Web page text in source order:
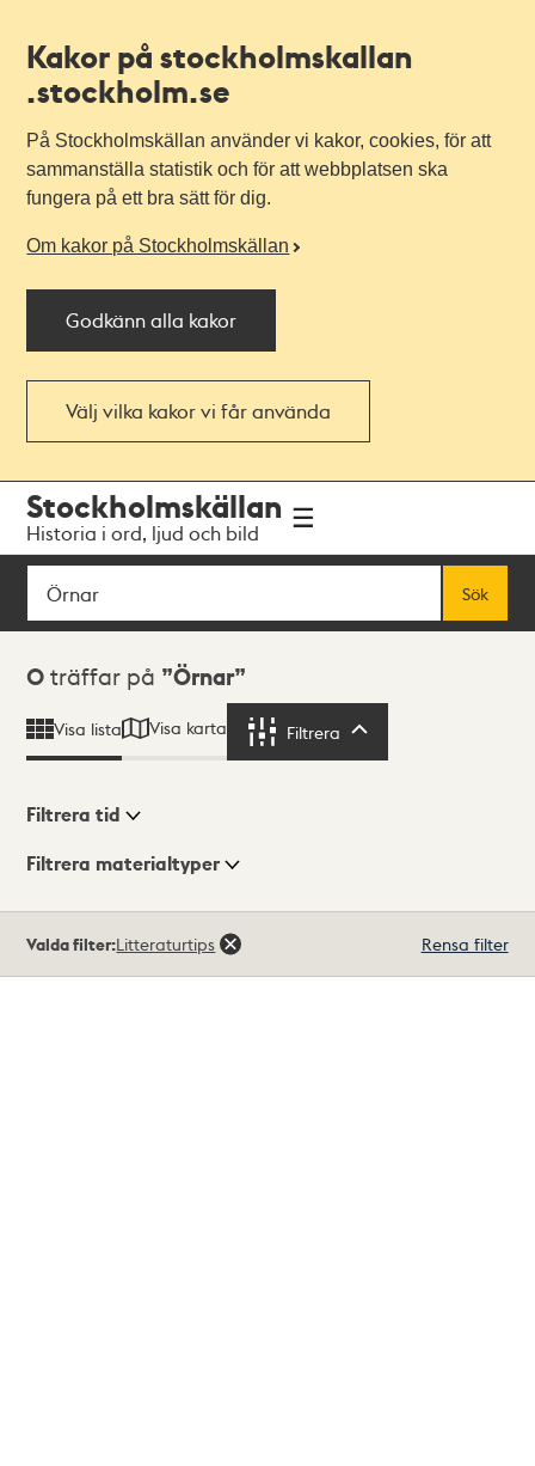
Kakor på stockholmskallan
.stockholm.se
På Stockholmskällan använder vi kakor, cookies, för att
sammanställa statistik och för att webbplatsen ska
fungera på ett bra sätt för dig.
Om kakor på Stockholmskällan
Godkänn alla kakor
Välj vilka kakor vi får använda
navigationen
huvudinnehållet
Stockholmskällan
Historia i ord, ljud och bild
Sök
Sök
Sökresultat
0 träffar på Örnar
Visa lista Visa karta Filtrera
Visningsläge
Filtrera tid
Filtrera materialtyper
träffar
Valda filter:Litteraturtips Rensa filter